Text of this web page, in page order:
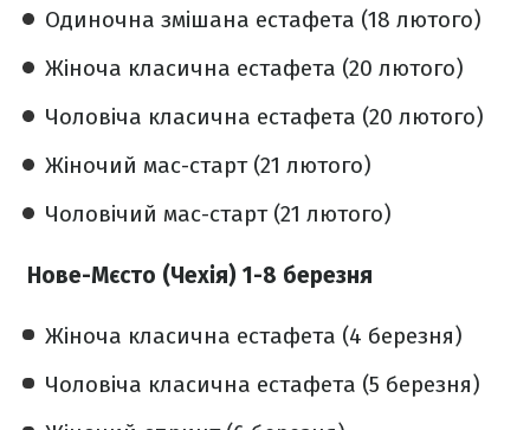
Одиночна змішана естафета (18 лютого)
Жіноча класична естафета (20 лютого)
Чоловіча класична естафета (20 лютого)
Жіночий мас-старт (21 лютого)
Чоловічий мас-старт (21 лютого)
Нове-Мєсто (Чехія) 1-8 березня
Жіноча класична естафета (4 березня)
Чоловіча класична естафета (5 березня)